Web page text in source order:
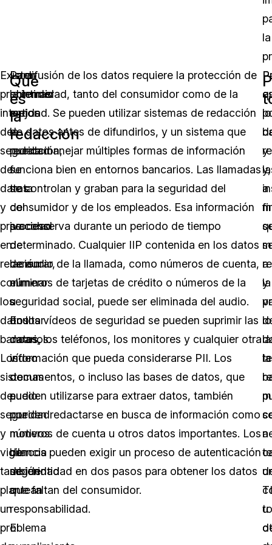
la
Existen
problemas
internos
de
seguridad
de
datos
y
privacidad
en
relación
con
los
datos
bancarios.
Los
sistemas
de
seguridad
y
vigilancia
también
plantean
un
problema
Qué
es
la
redacción
Para
entender
mejor
la
redacción,
se
trata
del
proceso
de
censurar,
eliminar
u
ocultar
datos,
vídeo
o
audio
por
motivos
de
seguridad
o
responsabilidad.
El
La difusión de los datos requiere la protección de
la intimidad, tanto del consumidor como de la
entidad. Se pueden utilizar sistemas de redacción
de datos antes de difundirlos, y un sistema que
pueda manejar múltiples formas de información
funciona bien en entornos bancarios. Las llamadas
se controlan y graban para la seguridad del
consumidor y de los empleados. Esa información
se conserva durante un periodo de tiempo
determinado. Cualquier IIP contenida en los datos
de audio de la llamada, como números de cuenta,
números de tarjetas de crédito o números de la
seguridad social, puede ser eliminada del audio.
En los vídeos de seguridad se pueden suprimir las
caras, los teléfonos, los monitores y cualquier otra
información que pueda considerarse PII. Los
documentos, o incluso las bases de datos, que
pueden utilizarse para extraer datos, también
pueden redactarse en busca de información como
números de cuenta u otros datos importantes. Los
bancos pueden exigir un proceso de autenticación
de identidad en dos pasos para obtener los datos
que faltan del consumidor.
y
a
la
y,
a
y
la
a
TI
u